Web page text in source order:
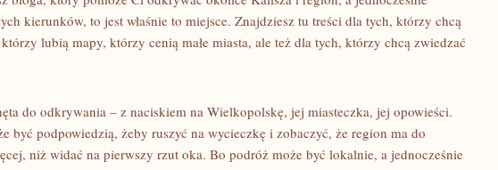
kierunków, to jest właśnie to miejsce. Znajdziesz tu treści dla tych, którzy chcą
lubią mapy, którzy cenią małe miasta, ale też dla tych, którzy chcą zwiedzać
do odkrywania – z naciskiem na Wielkopolskę, jej miasteczka, jej opowieści.
być podpowiedzią, żeby ruszyć na wycieczkę i zobaczyć, że region ma do
niż widać na pierwszy rzut oka. Bo podróż może być lokalnie, a jednocześnie